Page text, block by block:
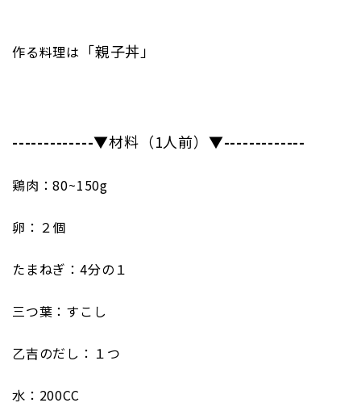
作る料理は 「親子丼」
-------------▼材料（1人前）▼-------------
鶏肉：80~150g
卵：２個
たまねぎ：4分の１
三つ葉：すこし
乙吉のだし：１つ
水：200CC